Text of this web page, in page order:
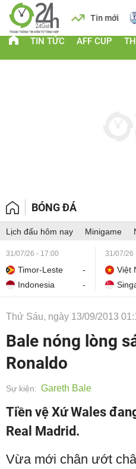
Lịch Tin mới
TIN TỨC AFF CUP
BÓNG ĐÁ
Lịch đấu hôm nay Minigame
31/07/26 - 17:00
Timor-Leste
-
Indonesia
-
31/07/26
Việt
Thứ Sáu, ngày 13/09/2013
Bale nóng lòng
Ronaldo
Sự kiện: Gareth Bale
Tiền vệ Xứ Wales
Real Madrid.
Vừa mới chân ướt